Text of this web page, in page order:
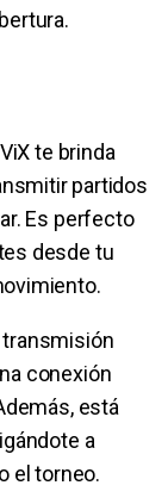
te brinda
partidos
Es perfecto
desde tu
transmisión
conexión
está
a
el torneo.